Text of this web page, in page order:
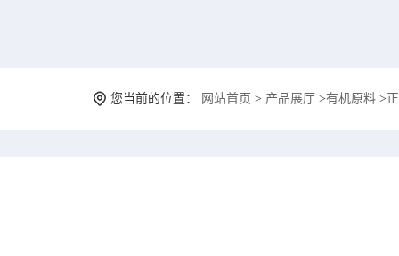
您当前的位置： 网站首页 > 产品展厅 >有机原料 >